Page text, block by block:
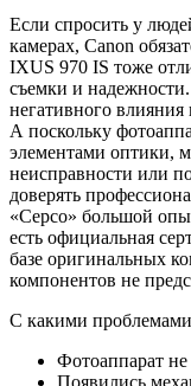
Если спросить у
камерах, Canon
IXUS 970 IS тоже
съемки и
негативного влияния
А поскольку
элементами оптики,
неисправности или
доверять
«Серсо» большой
есть официальная
базе оригинальных
компонентов не
С какими
Фотоаппарат не
Появились